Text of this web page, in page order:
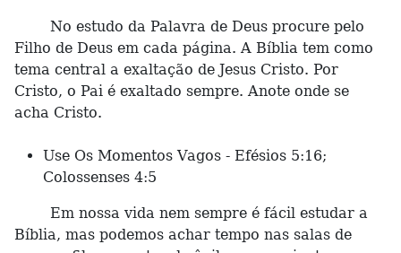
No estudo da Palavra de Deus procure pelo
Filho de Deus em cada página. A Bíblia tem como
tema central a exaltação de Jesus Cristo. Por
Cristo, o Pai é exaltado sempre. Anote onde se
acha Cristo.
Use Os Momentos Vagos - Efésios 5:16;
Colossenses 4:5
Em nossa vida nem sempre é fácil estudar a
Bíblia, mas podemos achar tempo nas salas de